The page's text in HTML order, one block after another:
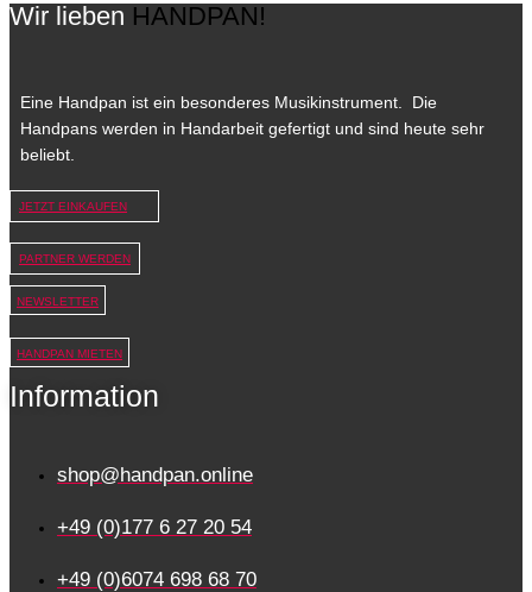
Wir lieben HANDPAN!
Eine Handpan ist ein besonderes Musikinstrument. Die
Handpans werden in Handarbeit gefertigt und sind heute sehr
beliebt.
JETZT EINKAUFEN
PARTNER WERDEN
NEWSLETTER
HANDPAN MIETEN
Information
shop@handpan.online
+49 (0)177 6 27 20 54
+49 (0)6074 698 68 70